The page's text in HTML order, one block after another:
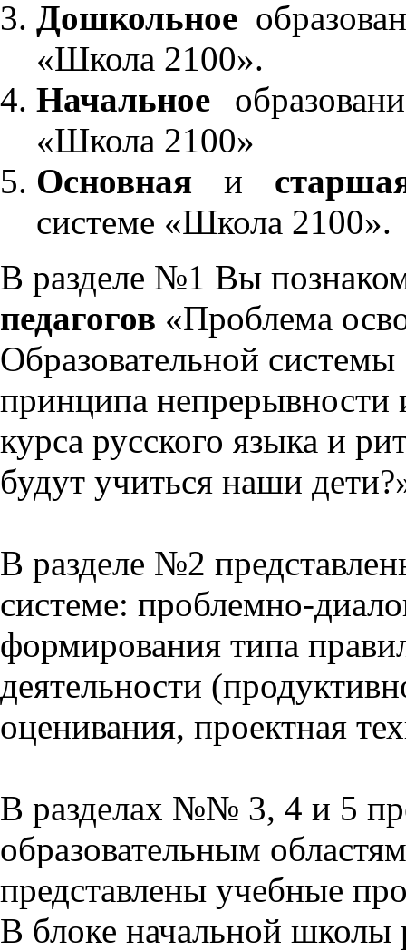
Дошкольное
«Школа 2100».
Начальное
«Школа 2100»
Основнаяи
системе «Школа 2100».
В разделе №1 Вы
педагогов «Проблема
Образовательной
принципа непрерывности
курса русского языка и
будут учиться наши
В разделе №2
системе: проблемно-
формирования типа
деятельности
оценивания, проектная
В разделах №№ 3, 4 и 5
образовательным
представлены учебные
В блоке начальной школы